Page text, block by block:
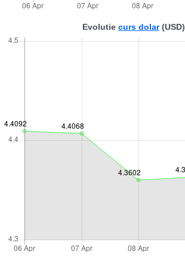
Evolutie curs dolar(USD)